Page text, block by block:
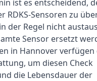
ist es entscheidend,
RDKS-Sensoren zu
der Regel nicht
Sensor ersetzt
in Hannover
um diesen Check
die Lebensdauer der